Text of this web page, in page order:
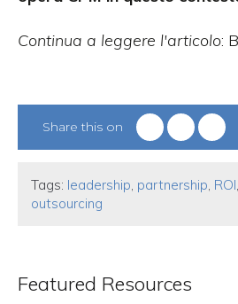
Continua a leggere l'articolo:
Share this on
Tags: leadership, partnership, ROI,
outsourcing
Featured Resources